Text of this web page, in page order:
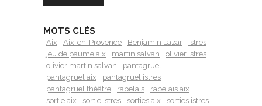
MOTS CLÉS
Aix Aix-en-Provence Benjamin Lazar
Istres
jeu de paume aix
martin salvan
olivier istres
olivier martin salvan
pantagruel
pantagruel aix
pantagruel istres
pantagruel théâtre
rabelais
rabelais aix
sortie aix
sortie istres sorties aix
sorties istres